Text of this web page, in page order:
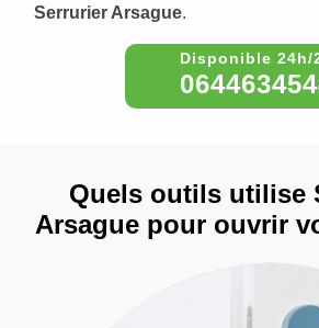
Serrurier Arsague.
Quels outils utilise
Arsague pour ouvrir